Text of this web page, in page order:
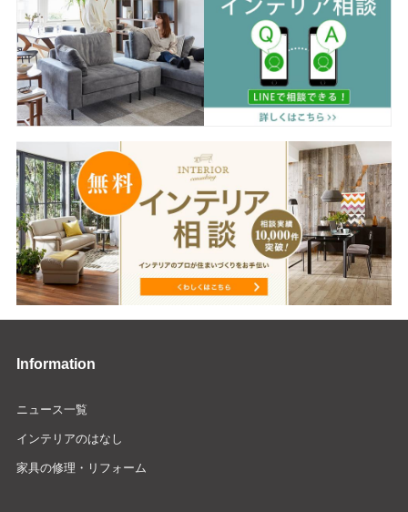
Information
ニュース一覧
インテリアのはなし
家具の修理・リフォーム